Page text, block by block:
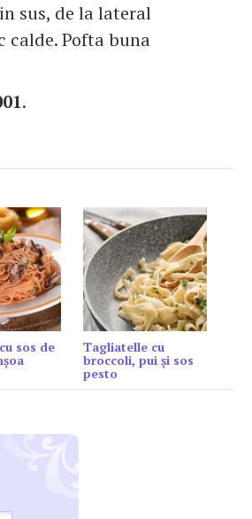
sus, de la lateral
calde. Pofta buna
.
sos de Tagliatelle cu
broccoli, pui și sos
pesto